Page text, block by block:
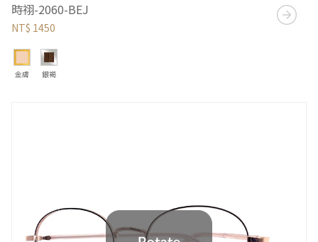
時祤-2060-BEJ
NT$ 1450
金膚 銀褐